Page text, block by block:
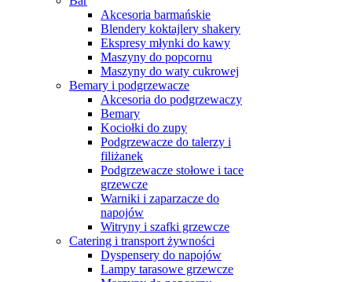
Akcesoria barmańskie
Blendery koktajlery shakery
Ekspresy młynki do kawy
Maszyny do popcornu
Maszyny do waty cukrowej
Bemary i podgrzewacze
Akcesoria do podgrzewaczy
Bemary
Kociołki do zupy
Podgrzewacze do talerzy i
filiżanek
Podgrzewacze stołowe i tace
grzewcze
Warniki i zaparzacze do
napojów
Witryny i szafki grzewcze
Catering i transport żywności
Dyspensery do napojów
Lampy tarasowe grzewcze